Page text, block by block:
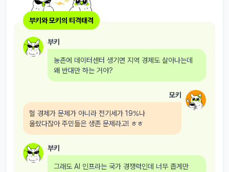
부키와 모키의 티격태격
부키
농촌에 데이터센터 생기면 지역 경제도 살아나는데
왜 반대만 하는 거야?
모키
헐 경제가 문제가 아니라 전기세가 19%나
올랐다잖아 주민들은 생존 문제라고! ㅎㅎ
부키
그래도 AI 인프라는 국가 경쟁력인데 너무 좁게만